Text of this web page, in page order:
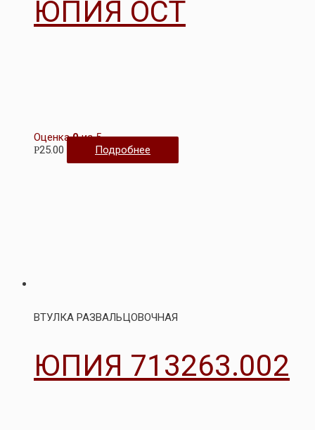
ЮПИЯ ОСТ
Оценка0из 5
Р25.00 Подробнее
ВТУЛКА РАЗВАЛЬЦОВОЧНАЯ
ЮПИЯ 713263.002